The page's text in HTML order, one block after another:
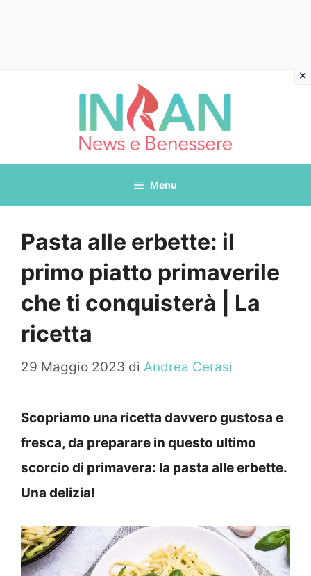
Menu
Pasta alle erbette: il
primo piatto primaverile
che ti conquisterà | La
ricetta
29 Maggio 2023 di Andrea Cerasi
Scopriamo una ricetta davvero gustosa e
fresca, da preparare in questo ultimo
scorcio di primavera: la pasta alle erbette.
Una delizia!